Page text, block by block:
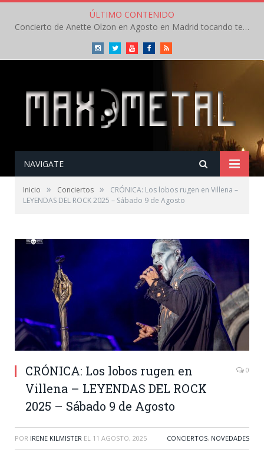
ÚLTIMO CONTENIDO
Megadeth anuncian conciertos en España en Abril
InstagramTwitterYoutubeFacebookRSS
NAVIGATE
Inicio » Conciertos »
CRÓNICA: Los lobos rugen en Villena –
LEYENDAS DEL ROCK 2025 – Sábado 9 de Agosto
CRÓNICA: Los lobos rugen en
Villena – LEYENDAS DEL ROCK
2025 – Sábado 9 de Agosto
0
POR IRENE KILMISTER EL 11 AGOSTO, 2025 CONCIERTOS, NOVEDADES